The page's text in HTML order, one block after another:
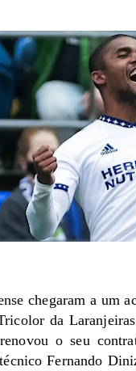
chegaram a um
da
o seu
Fernando